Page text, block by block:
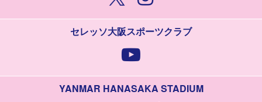
セレッソ大阪スポーツクラブ
YANMAR HANASAKA STADIUM